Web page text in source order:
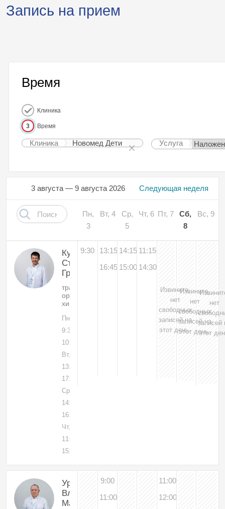
Запись на прием
Время
Клиника
3 Время
Клиника Новомед Дети Услуга
Следующая неделя
3 августа — 9 августа 2026
Пн,
3
Вт, 4
Ср,
5
Чт, 6 Пт, 7
Сб,
8
Вс, 9
Куренков
Станислав
Григорьевич
травматолог-
ортопед,
хирург
Пн, 03
9:30-
10:00
Вт, 04
13:15-
17:00
Ср, 05
14:15-
16:00
Чт, 06
11:15-
15:00
9:30
13:15
16:45
14:15
15:00
11:15
14:30
Извините,
нет
свободных
записей на
этот день.
Извините,
нет
свободных
записей на
этот день.
нет
записей
этот
Урасов
Владимир
Маратович
9:00
11:00
11:00
12:00